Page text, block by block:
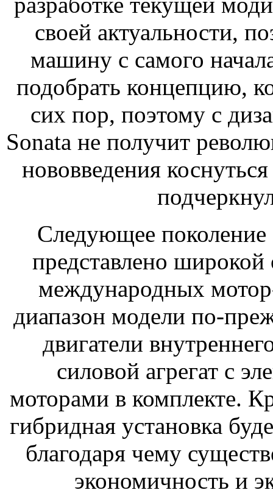
своей актуальности,
машину с самого
подобрать концепцию,
сих пор, поэтому с
Sonata не получит
нововведения
Следующее поколение
представлено
международных
диапазон модели по-
двигатели
силовой агрегат с
моторами в комплекте.
гибридная установка
благодаря чему
экономичность и